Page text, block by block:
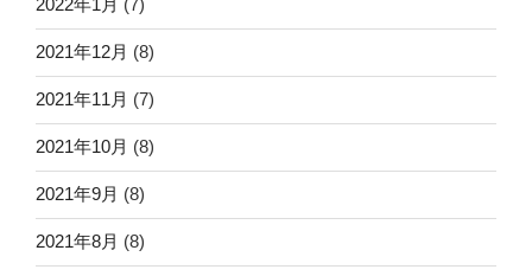
2022年1月 (7)
2021年12月 (8)
2021年11月 (7)
2021年10月 (8)
2021年9月 (8)
2021年8月 (8)